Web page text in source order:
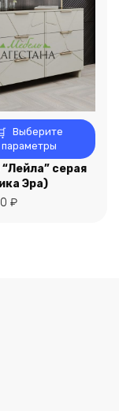
товара.
Выберите
параметры
Этот
товар
имеет
несколько
вариаций.
серая
Эра)
₽